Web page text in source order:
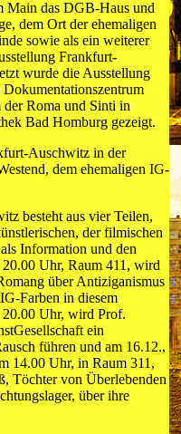
Main das DGB-Haus und
dem Ort der ehemaligen
sowie als ein weiterer
Frankfurt-
wurde die Ausstellung
Roma und Sinti in
Bad Homburg gezeigt.
Auschwitz in der
dem ehemaligen IG-
besteht aus vier Teilen,
der filmischen
Information und den
Uhr, Raum 411, wird
über Antiziganismus
Farben in diesem
20.00 Uhr, wird Prof.
ein
führen und am 16.12.,
14.00 Uhr, in Raum 311,
Töchter von Überlebenden
über ihre